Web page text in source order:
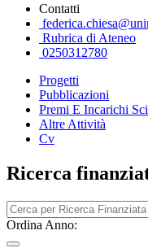
Contatti
Rubrica di Ateneo
0250312780
Progetti
Pubblicazioni
Premi E Incarichi
Altre Attività
Cv
Ricerca
Ordina Anno: